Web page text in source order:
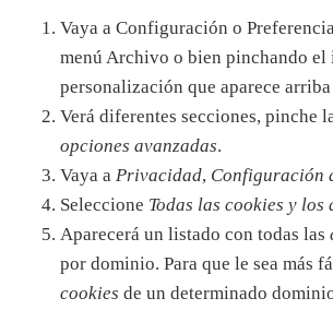
Vaya a Configuración o
menú Archivo o bien pinchando el
personalización que aparece
Verá diferentes secciones, pinche
opciones avanzadas.
Vaya a Privacidad, Configuración
Seleccione Todas las cookies y los
Aparecerá un listado con todas las
por dominio. Para que le sea más
cookies de un determinado